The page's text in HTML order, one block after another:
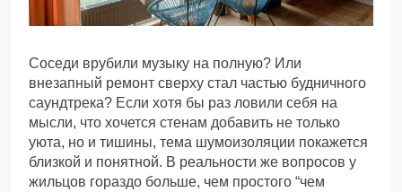
Соседи врубили музыку на полную? Или
внезапный ремонт сверху стал частью будничного
саундтрека? Если хотя бы раз ловили себя на
мысли, что хочется стенам добавить не только
уюта, но и тишины, тема шумоизоляции покажется
близкой и понятной. В реальности же вопросов у
жильцов гораздо больше, чем простого “чем